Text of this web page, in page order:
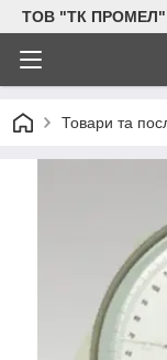
ТОВ "ТК ПРОМЕЛ"
Товари та